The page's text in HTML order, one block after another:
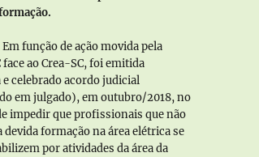
Em função de ação movida pela
face ao Crea-SC, foi emitida
e celebrado acordo judicial
em julgado), em outubro/2018, no
impedir que profissionais que não
devida formação na área elétrica se
por atividades da área da